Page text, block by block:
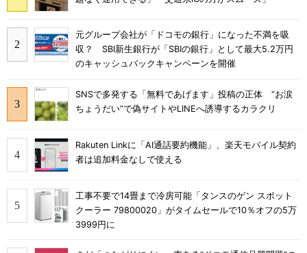
元グループ会社が「ドコモの銀行」になった不満を吸
収？ SBI新生銀行が「SBIの銀行」として最大5.2万円
のキャッシュバックキャンペーンを開催
SNSで多発する「無料であげます」投稿の正体 “お涙
ちょうだい”で偽サイトやLINEへ誘導するカラクリ
Rakuten Linkに「AI通話要約機能」、楽天モバイル契約
者は追加料金なしで使える
工事不要で14畳まで冷房可能「タンスのゲン スポット
クーラー 79800020」がタイムセールで10％オフの5万
3999円に